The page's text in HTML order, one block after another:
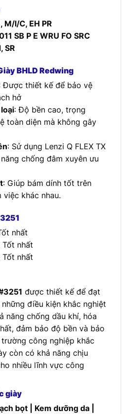
I/C, EH PR
SB P E WRU FO SRC
SR
BHLD Redwing
Được thiết kế để bảo vệ
hở
: Độ bền cao, trọng
toàn diện mà không gây
: Sử dụng Lenzi Q FLEX TX
chống đâm xuyên ưu
: Giúp bám dính tốt trên
việc khác nhau.
nhất
Tốt nhất
Tốt nhất
được thiết kế để đạt
điều kiện khắc nghiệt
năng chống dầu khí, hóa
đảm bảo độ bền và bảo
công nghiệp khắc
còn có khả năng chịu
nhiều lĩnh vực công
giày
bọt | Kem dưỡng da |